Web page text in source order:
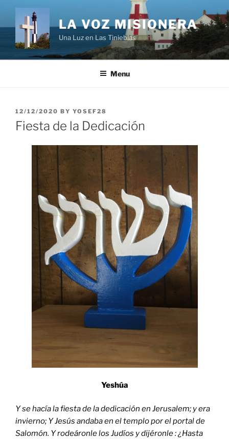
content
LA VOZ MISIONERA
Una Luz en Las Tinieblas
Menu
POSTED
ON
12/12/2020 BY YOSEF28
Fiesta de la Dedicación
Yeshúa
Y se hacía la fiesta de la dedicación en Jerusalem; y era
invierno; Y Jesús andaba en el templo por el portal de
Salomón. Y rodeáronle los Judíos y dijéronle : ¿Hasta